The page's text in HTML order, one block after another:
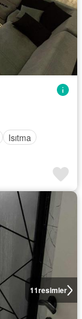
Isıtma
11resimler